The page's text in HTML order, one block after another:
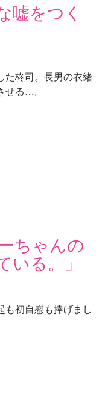
嘘をつく
た柊司。長男の衣緒
せる…。
ちゃんの
いる。」
も初自慰も捧げまし